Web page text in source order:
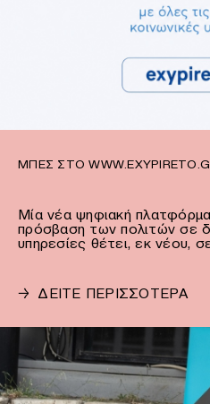
ΜΠΕΣ ΣΤΟ
Μία νέα ψηφιακή
πρόσβαση των πολιτών σε
υπηρεσίες θέτει, εκ νέου,
→ ΔΕΙΤΕ ΠΕΡΙΣΣΟΤΕΡΑ